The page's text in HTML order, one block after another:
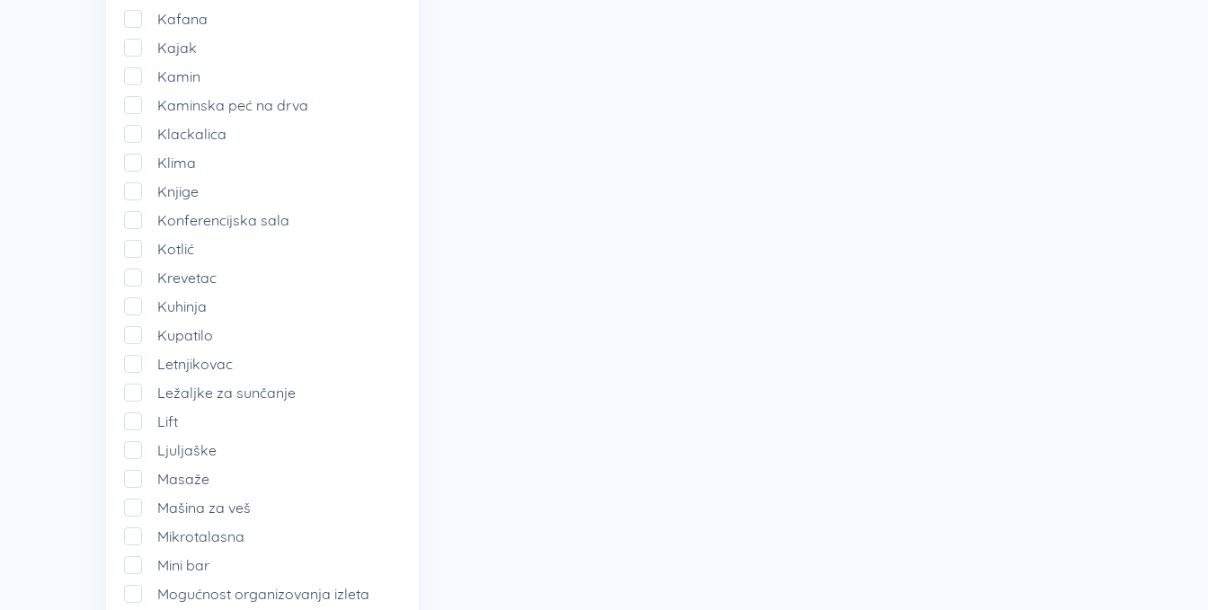
Kafana
Kajak
Kamin
Kaminska peć na drva
Klackalica
Klima
Knjige
Konferencijska sala
Kotlić
Krevetac
Kuhinja
Kupatilo
Letnjikovac
Ležaljke za sunčanje
Lift
Ljuljaške
Masaže
Mašina za veš
Mikrotalasna
Mini bar
Mogućnost organizovanja izleta